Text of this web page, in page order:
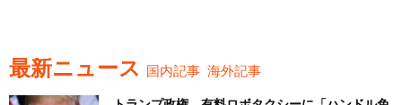
最新ニュース 国内記事 海外記事